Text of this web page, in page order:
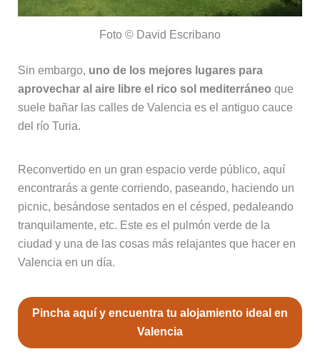
Foto © David Escribano
Sin embargo, uno de los mejores lugares para
aprovechar al aire libre el rico sol mediterráneo que
suele bañar las calles de Valencia es el antiguo cauce
del río Turia.
Reconvertido en un gran espacio verde público, aquí
encontrarás a gente corriendo, paseando, haciendo un
picnic, besándose sentados en el césped, pedaleando
tranquilamente, etc. Este es el pulmón verde de la
ciudad y una de las cosas más relajantes que hacer en
Valencia en un día.
Pincha aquí y encuentra tu alojamiento ideal en
Valencia